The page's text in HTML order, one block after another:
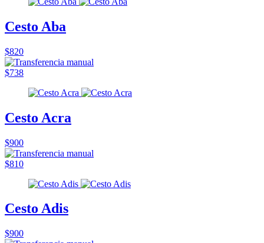
Cesto Aba
$820
$738
Cesto Acra
$900
$810
Cesto Adis
$900